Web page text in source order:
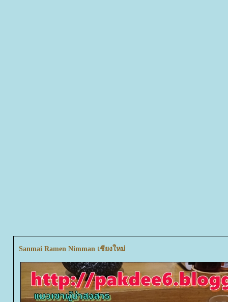
Sanmai Ramen Nimman เชียงใหม่